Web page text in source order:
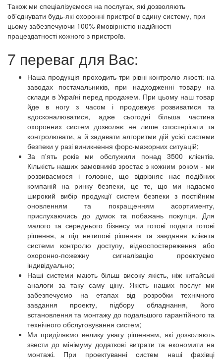
Також ми спеціалізуємося на послугах, які дозволяють
об'єднувати будь-які охоронні пристрої в єдину систему, при
цьому забезпечуючи 100% ймовірністю надійності
працездатності кожного з пристроїв.
7 переваг для Вас:
Наша продукція проходить три рівні контролю якості: на
заводах постачальників, при надходженні товару на
склади в Україні перед продажем. При цьому наш товар
йде в ногу з часом і продовжує розвиватися та
вдосконалюватися, адже сьогодні більша частина
охоронних систем дозволяє не лише спостерігати та
контролювати, а й задавати алгоритми дій усієї системи
безпеки у разі виникнення форс-мажорних ситуацій;
За п'ять років ми обслужили понад 3500 клієнтів.
Кількість наших замовників зростає з кожним роком - ми
розвиваємося і головне, що відрізняє нас подібних
компаній на ринку безпеки, це те, що ми надаємо
широкий вибір продукції систем безпеки з постійним
оновленням та покращенням асортименту,
прислухаючись до думок та побажань покупця. Для
малого та середнього бізнесу ми готові подати готові
рішення, а під нетипові рішення та завдання клієнта
системи контролю доступу, відеоспостереження або
охоронно-пожежну сигналізацію проектуємо
індивідуально;
Наші системи мають більш високу якість, ніж китайські
аналоги за таку саму ціну. Якість наших послуг ми
забезпечуємо на етапах від розробки технічного
завдання проекту, підбору обладнання, його
встановлення та монтажу до подальшого гарантійного та
технічного обслуговування систем;
Ми приділяємо велику увагу рішенням, які дозволяють
звести до мінімуму додаткові витрати та економити на
монтажі. При проектуванні систем наші фахівці